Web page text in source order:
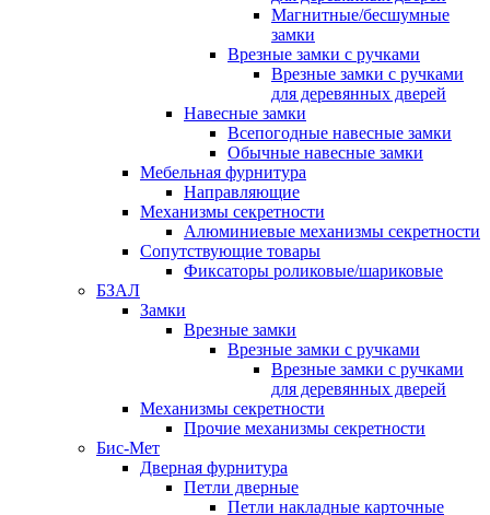
Магнитные/бесшумные
замки
Врезные замки с ручками
Врезные замки с ручками
для деревянных дверей
Навесные замки
Всепогодные навесные замки
Обычные навесные замки
Мебельная фурнитура
Направляющие
Механизмы секретности
Алюминиевые механизмы секретности
Сопутствующие товары
Фиксаторы роликовые/шариковые
БЗАЛ
Замки
Врезные замки
Врезные замки с ручками
Врезные замки с ручками
для деревянных дверей
Механизмы секретности
Прочие механизмы секретности
Бис-Мет
Дверная фурнитура
Петли дверные
Петли накладные карточные